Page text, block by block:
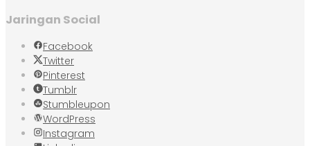
Jaringan Social
Facebook
Twitter
Pinterest
Tumblr
Stumbleupon
WordPress
Instagram